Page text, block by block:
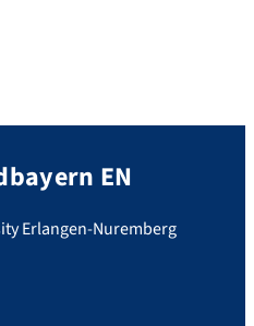
EN
Erlangen-Nuremberg